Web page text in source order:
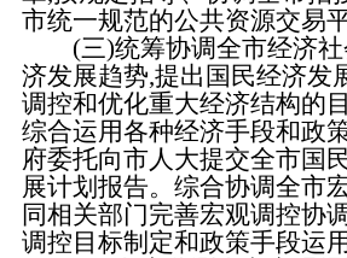
市统一规范的公共资源交
(三)统筹协调全市经济社
济发展趋势,提出国民经济发
调控和优化重大经济结构的
综合运用各种经济手段和政
府委托向市人大提交全市国
展计划报告。综合协调全市
同相关部门完善宏观调控协
调控目标制定和政策手段运